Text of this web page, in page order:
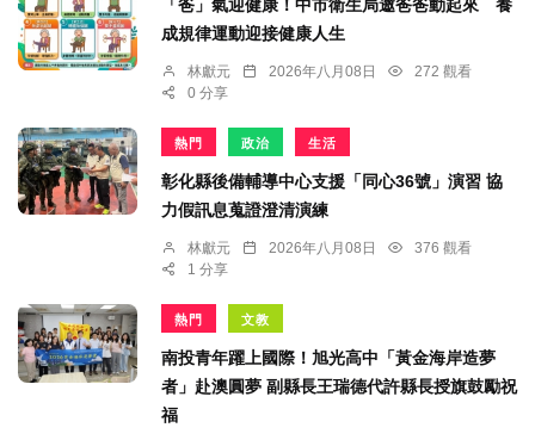
「爸」氣迎健康！中市衛生局邀爸爸動起來 養
成規律運動迎接健康人生
林獻元 2026年八月08日
272 觀看
0 分享
熱門 政治 生活
彰化縣後備輔導中心支援「同心36號」演習 協
力假訊息蒐證澄清演練
林獻元 2026年八月08日
376 觀看
1 分享
熱門 文教
南投青年躍上國際！旭光高中「黃金海岸造夢
者」赴澳圓夢 副縣長王瑞德代許縣長授旗鼓勵祝
福